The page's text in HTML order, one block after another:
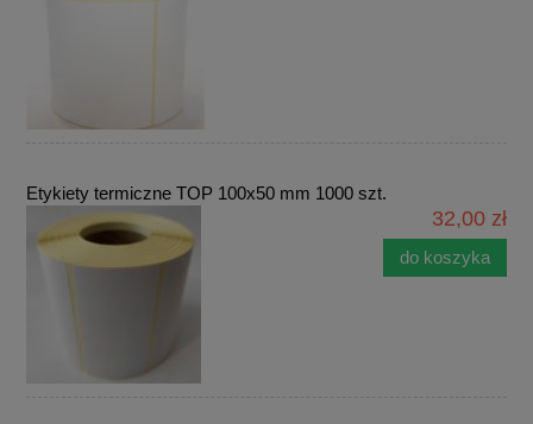
Etykiety termiczne TOP 100x50 mm 1000 szt.
32,00 zł
do koszyka